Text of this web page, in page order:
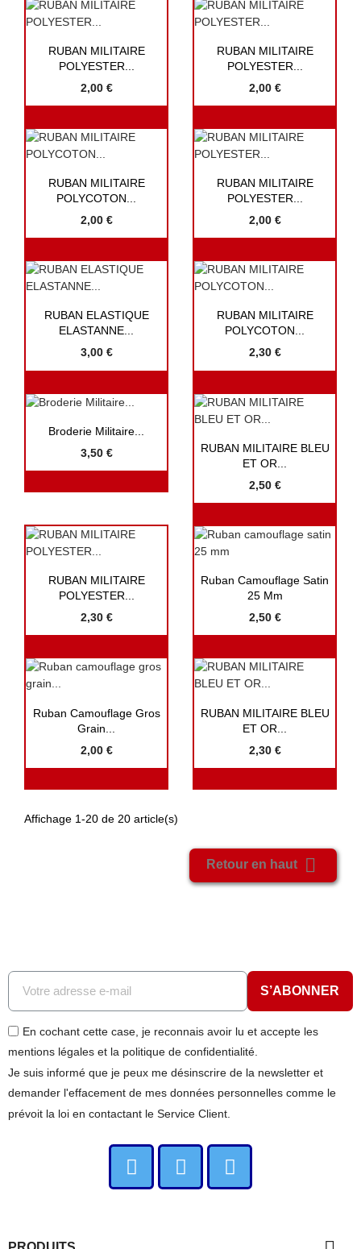
 Aperçu rapide
RUBAN MILITAIRE
POLYESTER...
2,00 €
 Aperçu rapide
RUBAN MILITAIRE
POLYESTER...
2,00 €
 Aperçu rapide
RUBAN MILITAIRE
POLYCOTON...
2,00 €
 Aperçu rapide
RUBAN MILITAIRE
POLYESTER...
2,00 €
 Aperçu rapide
RUBAN ELASTIQUE
ELASTANNE...
3,00 €
 Aperçu rapide
RUBAN MILITAIRE
POLYCOTON...
2,30 €
 Aperçu rapide
Broderie Militaire...
3,50 €
 Aperçu rapide
RUBAN MILITAIRE BLEU
ET OR...
2,50 €
 Aperçu rapide
RUBAN MILITAIRE
POLYESTER...
2,30 €
 Aperçu rapide
Ruban Camouflage Satin
25 Mm
2,50 €
 Aperçu rapide
Ruban Camouflage Gros
Grain...
2,00 €
 Aperçu rapide
RUBAN MILITAIRE BLEU
ET OR...
2,30 €
Affichage 1-20 de 20 article(s)
Retour en haut 
S’ABONNER
En cochant cette case, je reconnais avoir lu et accepte les
mentions légales et la politique de confidentialité.
Je suis informé que je peux me désinscrire de la newsletter et
demander l'effacement de mes données personnelles comme le
prévoit la loi en contactant le Service Client.